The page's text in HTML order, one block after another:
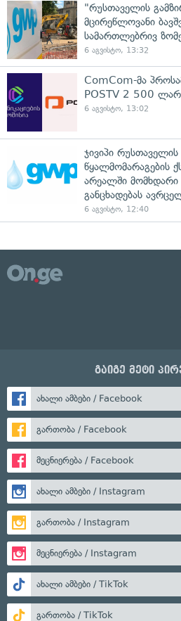
"რუსთაველის
მცირეწლოვანი
სამართლებრივ
6 აგვისტო, 13:32
ComCom-მა
POSTV 2 500
6 აგვისტო, 13:02
ჯივიპი რუსთაველის
წყალმომარაგების
არეალში მომხდარი
განცხადებას
6 აგვისტო, 12:40
გაიგე მეტი
ახალი ამბები / Facebook
გართობა / Facebook
მეცნიერება / Facebook
ახალი ამბები / Instagram
გართობა / Instagram
მეცნიერება / Instagram
ახალი ამბები / TikTok
გართობა / TikTok